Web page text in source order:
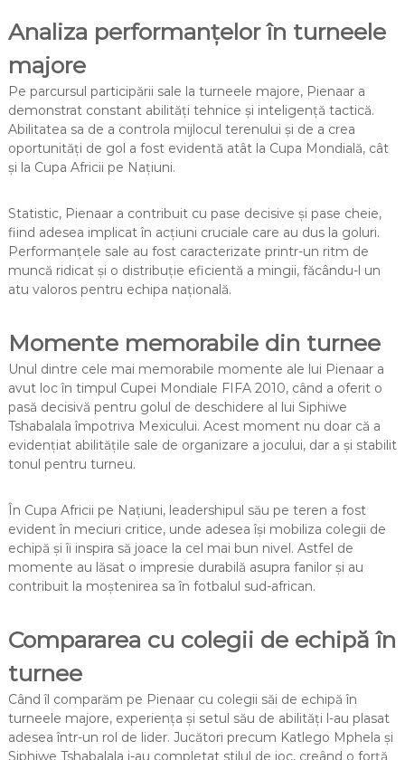
Analiza performanțelor în turneele
majore
Pe parcursul participării sale la turneele majore, Pienaar a
demonstrat constant abilități tehnice și inteligență tactică.
Abilitatea sa de a controla mijlocul terenului și de a crea
oportunități de gol a fost evidentă atât la Cupa Mondială, cât
și la Cupa Africii pe Națiuni.
Statistic, Pienaar a contribuit cu pase decisive și pase cheie,
fiind adesea implicat în acțiuni cruciale care au dus la goluri.
Performanțele sale au fost caracterizate printr-un ritm de
muncă ridicat și o distribuție eficientă a mingii, făcându-l un
atu valoros pentru echipa națională.
Momente memorabile din turnee
Unul dintre cele mai memorabile momente ale lui Pienaar a
avut loc în timpul Cupei Mondiale FIFA 2010, când a oferit o
pasă decisivă pentru golul de deschidere al lui Siphiwe
Tshabalala împotriva Mexicului. Acest moment nu doar că a
evidențiat abilitățile sale de organizare a jocului, dar a și stabilit
tonul pentru turneu.
În Cupa Africii pe Națiuni, leadershipul său pe teren a fost
evident în meciuri critice, unde adesea își mobiliza colegii de
echipă și îi inspira să joace la cel mai bun nivel. Astfel de
momente au lăsat o impresie durabilă asupra fanilor și au
contribuit la moștenirea sa în fotbalul sud-african.
Compararea cu colegii de echipă în
turnee
Când îl comparăm pe Pienaar cu colegii săi de echipă în
turneele majore, experiența și setul său de abilități l-au plasat
adesea într-un rol de lider. Jucători precum Katlego Mphela și